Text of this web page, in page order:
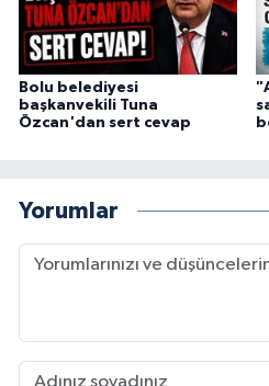
Bolu belediyesi
başkanvekili Tuna
Özcan'dan sert cevap
Yorumlar